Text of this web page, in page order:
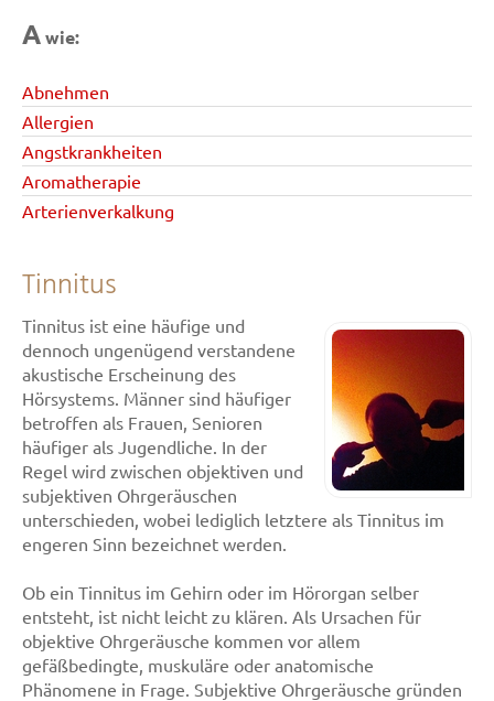
Awie:
Abnehmen
Allergien
Angstkrankheiten
Aromatherapie
Arterienverkalkung
Tinnitus
Tinnitus ist eine häufige und
dennoch ungenügend verstandene
akustische Erscheinung des
Hörsystems. Männer sind häufiger
betroffen als Frauen, Senioren
häufiger als Jugendliche. In der
Regel wird zwischen objektiven und
subjektiven Ohrgeräuschen
unterschieden, wobei lediglich letztere als Tinnitus im
engeren Sinn bezeichnet werden.
Ob ein Tinnitus im Gehirn oder im Hörorgan selber
entsteht, ist nicht leicht zu klären. Als Ursachen für
objektive Ohrgeräusche kommen vor allem
gefäßbedingte, muskuläre oder anatomische
Phänomene in Frage. Subjektive Ohrgeräusche gründen